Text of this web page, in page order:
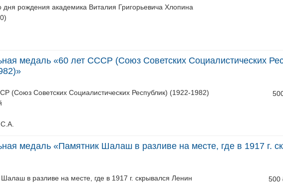
дня рождения академика Виталия Григорьевича Хлопина
медаль «60 лет СССР (Союз Советских Социалистических
(Союз Советских Социалистических Республик) (1922-1982)
медаль «Памятник Шалаш в разливе на месте, где в 1917 г.
в разливе на месте, где в 1917 г. скрывался Ленин
500